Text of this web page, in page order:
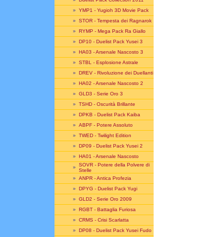
» YMP1 - Yugioh 3D Movie Pack
» STOR - Tempesta dei Ragnarok
» RYMP - Mega Pack Ra Giallo
» DP10 - Duelist Pack Yusei 3
» HA03 - Arsenale Nascosto 3
» STBL - Esplosione Astrale
» DREV - Rivoluzione dei Duellanti
» HA02 - Arsenale Nascosto 2
» GLD3 - Serie Oro 3
» TSHD - Oscurità Brillante
» DPKB - Duelist Pack Kaiba
» ABPF - Potere Assoluto
» TWED - Twilight Edition
» DP09 - Duelist Pack Yusei 2
» HA01 - Arsenale Nascosto
» SOVR - Potere della Polvere di
Stelle
» ANPR - Antica Profezia
» DPYG - Duelist Pack Yugi
» GLD2 - Serie Oro 2009
» RGBT - Battaglia Furiosa
» CRMS - Crisi Scarlatta
» DP08 - Duelist Pack Yusei Fudo